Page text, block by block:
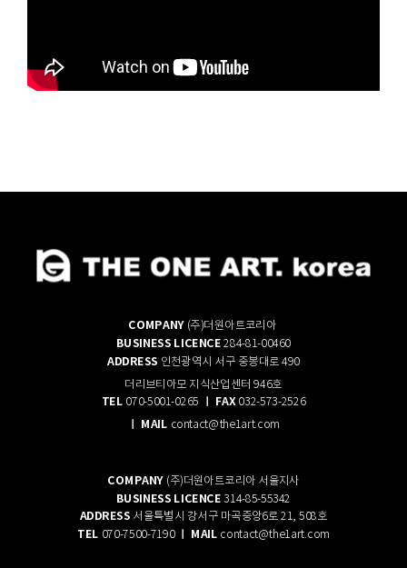
COMPANY(주)더원아트코리아
BUSINESS LICENCE284-81-00460
ADDRESS 인천광역시 서구 중봉대로 490
더리브티아모 지식산업센터 946호
TEL 070-5001-0265 ㅣ FAX032-573-2526
MAIL contact@the1art.com
COMPANY(주)더원아트코리아 서울지사
BUSINESS LICENCE314-85-55342
ADDRESS 서울특별시 강서구 마곡중앙6로 21, 508호
TEL 070-7500-7190 ㅣ MAIL contact@the1art.com